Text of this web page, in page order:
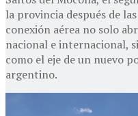
la provincia después de
conexión aérea no solo
nacional e internacional,
como el eje de un nuevo
argentino.